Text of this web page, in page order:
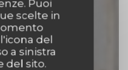
Puoi
scelte in
del
a sinistra
del sito.